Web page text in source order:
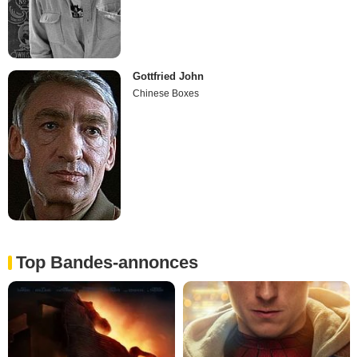
Gottfried John
Chinese Boxes
Top Bandes-annonces